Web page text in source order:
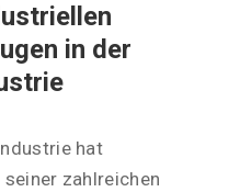
in der
hat
zahlreichen